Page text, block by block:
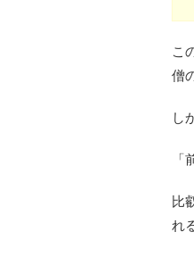
こ
僧
し
比
れ